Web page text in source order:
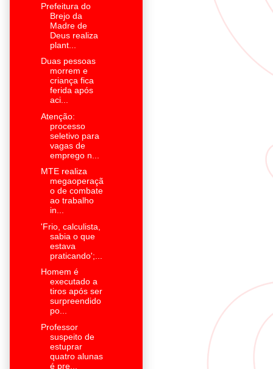
Prefeitura do
Brejo da
Madre de
Deus realiza
plant...
Duas pessoas
morrem e
criança fica
ferida após
aci...
Atenção:
processo
seletivo para
vagas de
emprego n...
MTE realiza
megaoperaçã
o de combate
ao trabalho
in...
'Frio, calculista,
sabia o que
estava
praticando';...
Homem é
executado a
tiros após ser
surpreendido
po...
Professor
suspeito de
estuprar
quatro alunas
é pre...